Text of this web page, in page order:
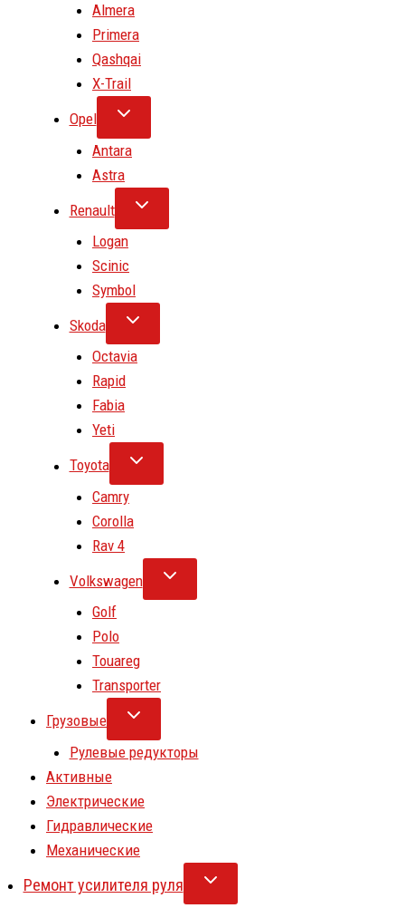
Almera
Primera
Qashqai
X-Trail
Opel
Antara
Astra
Renault
Logan
Scinic
Symbol
Skoda
Octavia
Rapid
Fabia
Yeti
Toyota
Camry
Corolla
Rav 4
Volkswagen
Golf
Polo
Touareg
Transporter
Грузовые
Рулевые редукторы
Активные
Электрические
Гидравлические
Механические
Ремонт усилителя руля